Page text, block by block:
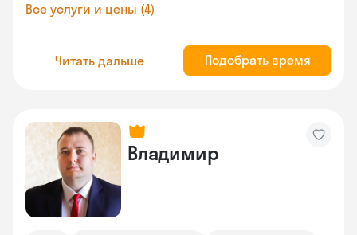
Все услуги и цены (4)
Читать дальше Подобрать время
Владимир